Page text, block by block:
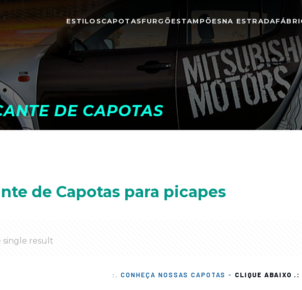
ESTILOSCAPOTASFURGÕESTAMPÕESNA ESTRADA
DE CAPOTAS
de Capotas para picapes
single result
:. CONHEÇA NOSSAS CAPOTAS - CLIQUE ABAIXO .: